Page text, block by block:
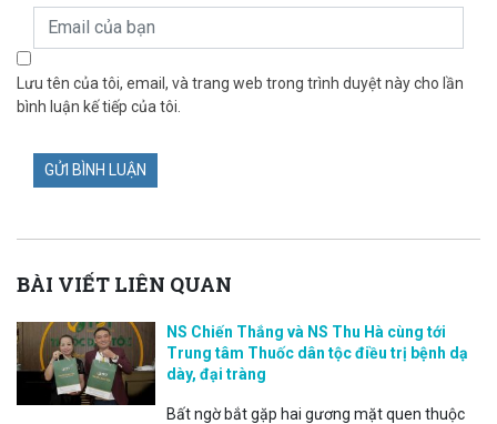
Lưu tên của tôi, email, và trang web trong trình duyệt này cho lần
bình luận kế tiếp của tôi.
BÀI VIẾT LIÊN QUAN
NS Chiến Thắng và NS Thu Hà cùng tới
Trung tâm Thuốc dân tộc điều trị bệnh dạ
dày, đại tràng
Bất ngờ bắt gặp hai gương mặt quen thuộc